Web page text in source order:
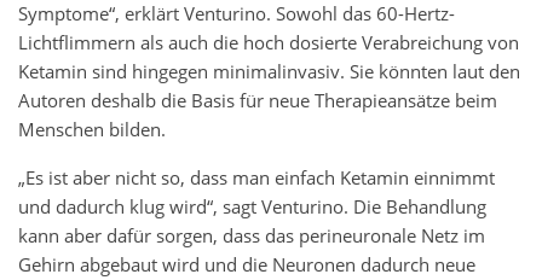
Symptome“, erklärt Venturino. Sowohl das 60-Hertz-
Lichtflimmern als auch die hoch dosierte Verabreichung von
Ketamin sind hingegen minimalinvasiv. Sie könnten laut den
Autoren deshalb die Basis für neue Therapieansätze beim
Menschen bilden.
„Es ist aber nicht so, dass man einfach Ketamin einnimmt
und dadurch klug wird“, sagt Venturino. Die Behandlung
kann aber dafür sorgen, dass das perineuronale Netz im
Gehirn abgebaut wird und die Neuronen dadurch neue